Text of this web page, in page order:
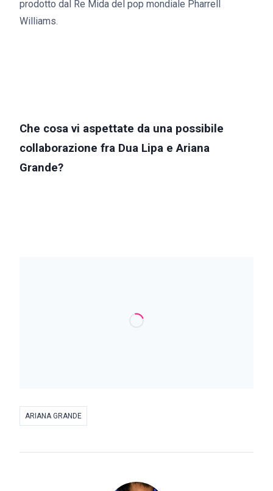
prodotto dal Re Mida del pop mondiale Pharrell
Williams.
Che cosa vi aspettate da una possibile
collaborazione fra Dua Lipa e Ariana
Grande?
ARIANA GRANDE